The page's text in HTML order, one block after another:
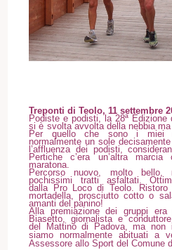
Treponti di Teolo, 11 settembre
Podiste e podisti, la 28ª
si è svolta avvolta della nebbia
Per quello che sono i miei
normalmente un sole
l’affluenza dei podisti,
Pertiche c’era un’altra
maratona.
Percorso nuovo, molto
pochissimi tratti asfaltati.
dalla Pro Loco di Teolo.
mortadella, prosciutto cotto o
amanti del panino!
Alla premiazione dei gruppi
Biasetto, giornalista e
del Mattino di Padova, ma non
siamo normalmente abituati a
Assessore allo Sport del Comune